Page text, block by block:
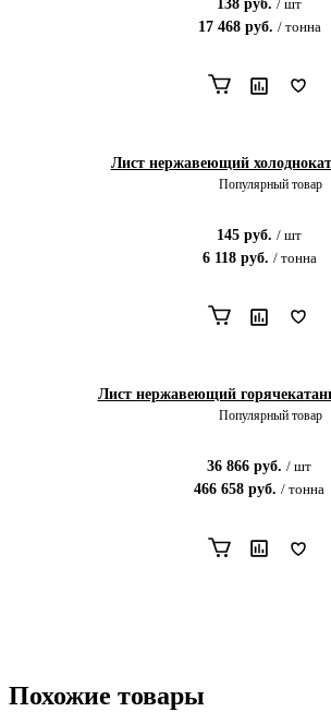
138 руб. / шт
17 468руб. / тонна
Лист нержавеющий
Популярный товар
145 руб. / шт
6 118руб. / тонна
Лист нержавеющий
Популярный товар
36 866 руб. / шт
466 658 руб. / тонна
Похожие товары